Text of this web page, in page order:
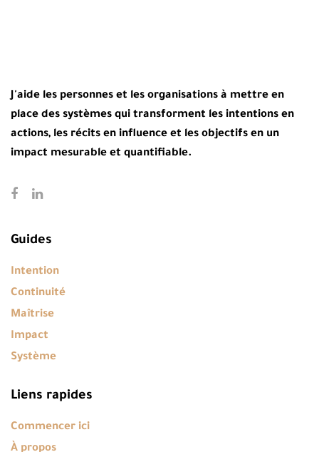
J'aide les personnes et les organisations à mettre en
place des systèmes qui transforment les intentions en
actions, les récits en influence et les objectifs en un
impact mesurable et quantifiable.
Guides
Intention
Continuité
Maîtrise
Impact
Système
Liens rapides
Commencer ici
À propos